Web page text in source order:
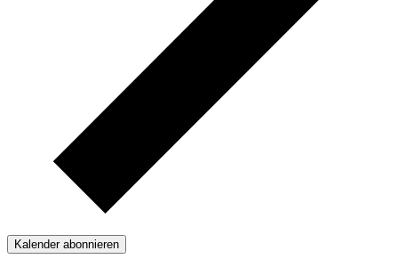
Kalender abonnieren